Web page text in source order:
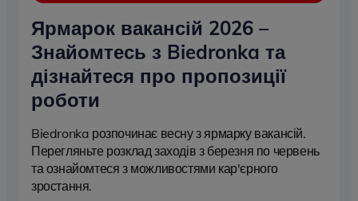
Ярмарок вакансій 2026 –
Знайомтесь з Biedronka та
дізнайтеся про пропозиції
роботи
Biedronka розпочинає весну з ярмарку вакансій.
Перегляньте розклад заходів з березня по червень
та ознайомтеся з можливостями кар'єрного
зростання.